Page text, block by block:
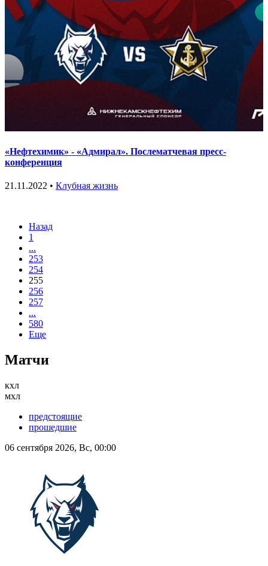
«Нефтехимик» - «Адмирал». Послематчевая пресс-
конференция
21.11.2022 • Клубная жизнь
Назад
1
...
253
254
255
256
257
...
580
Еще
Матчи
кхл
мхл
предстоящие
прошедшие
06 сентября 2026, Вс, 00:00